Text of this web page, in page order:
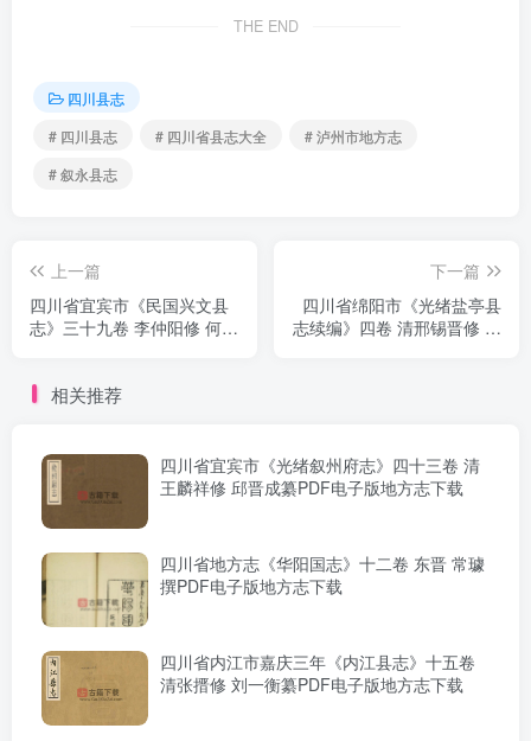
THE END
四川县志
# 四川县志
# 四川省县志大全
# 泸州市地方志
# 叙永县志
上一篇
四川省宜宾市《民国兴文县
志》三十九卷 李仲阳修 何鸿
下一篇
四川省绵阳市《光绪盐亭县
志续编》四卷 清邢锡晋修 赵
相关推荐
四川省宜宾市《光绪叙州府志》四十三卷 清
王麟祥修 邱晋成纂PDF电子版地方志下载
四川省地方志《华阳国志》十二卷 东晋 常璩
撰PDF电子版地方志下载
四川省内江市嘉庆三年《内江县志》十五卷
清张搢修 刘一衡纂PDF电子版地方志下载